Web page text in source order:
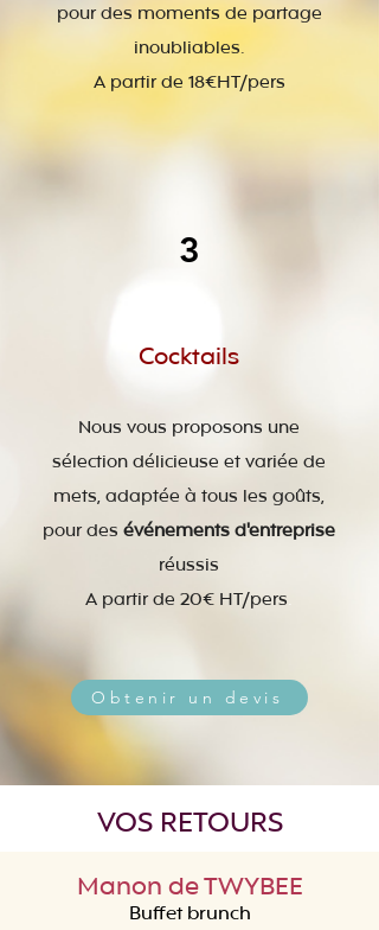
pour des moments de partage
inoubliables.
A partir de 18€HT/pers
3
Cocktails
Nous vous proposons une
sélection délicieuse et variée de
mets, adaptée à tous les goûts,
pour des événements d'entreprise
réussis
A partir de 20€ HT/pers.
Obtenir un devis
VOS RETOURS
Manon de TWYBEE
Buffet brunch